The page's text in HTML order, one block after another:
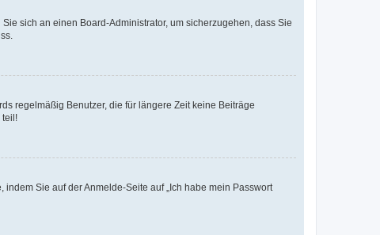
sich an einen Board-Administrator, um sicherzugehen, dass Sie
regelmäßig Benutzer, die für längere Zeit keine Beiträge
teil!
Sie auf der Anmelde-Seite auf „Ich habe mein Passwort